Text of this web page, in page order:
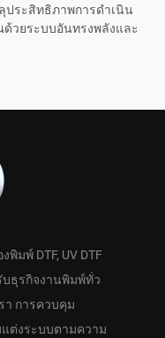
ประสิทธิภาพการดำเนิน
วยระบบอันทรงพลังและ
มพ์ DTF, UV DTF
ธุรกิจงานพิมพ์ทั่ว
า การควบคุม
ต่งระบบตามความ